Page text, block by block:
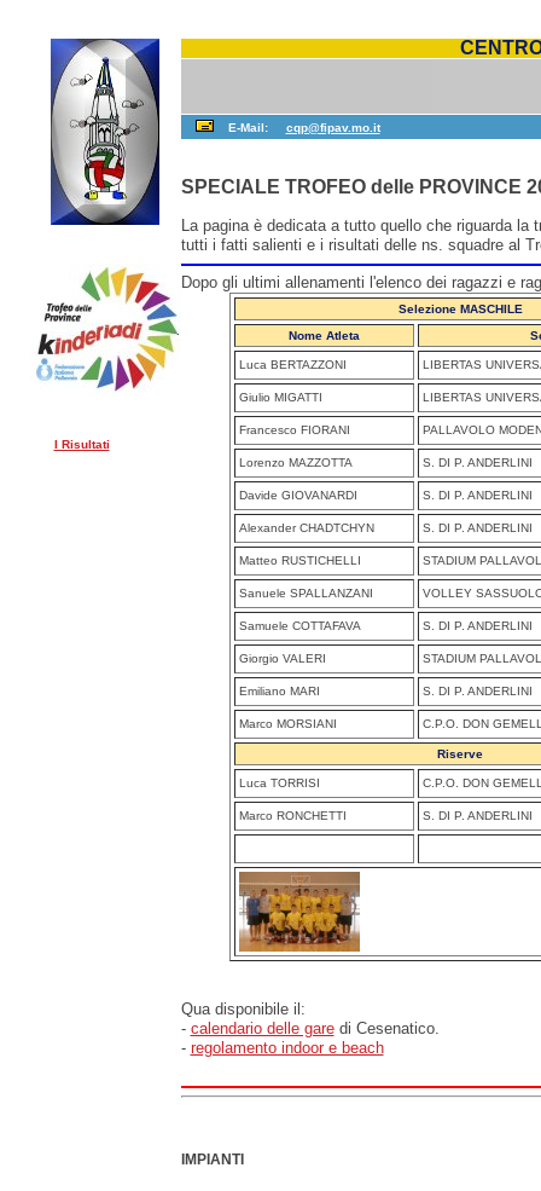
I Risultati
E-Mail: cqp@fipav.mo.it
SPECIALE TROFEO delle PROVINCE
La pagina è dedicata a tutto quello che riguarda
tutti i fatti salienti e i risultati delle ns. squadre al
Dopo gli ultimi allenamenti l'elenco dei ragazzi e
Selezione MASCHILE
Nome Atleta
Luca BERTAZZONI LIBERTAS
Giulio MIGATTI LIBERTAS
Francesco FIORANI PALLAVOLO
Lorenzo MAZZOTTA S. DI P. ANDERLINI
Davide GIOVANARDI S. DI P. ANDERLINI
Alexander CHADTCHYN S. DI P. ANDERLINI
Matteo RUSTICHELLI STADIUM
Sanuele SPALLANZANI VOLLEY
Samuele COTTAFAVA S. DI P. ANDERLINI
Giorgio VALERI STADIUM
Emiliano MARI S. DI P. ANDERLINI
Marco MORSIANI C.P.O. DON
Riserve
Luca TORRISI C.P.O. DON
Marco RONCHETTI S. DI P. ANDERLINI
Qua disponibile il:
- calendario delle garedi Cesenatico.
- regolamento indoor e beach
IMPIANTI